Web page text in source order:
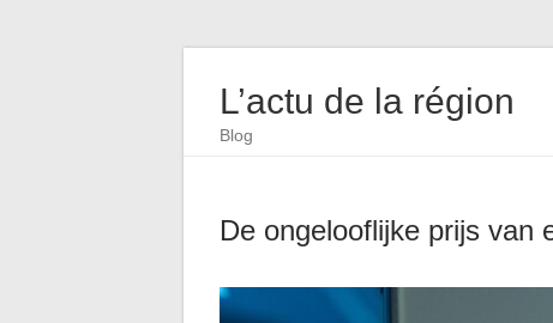
L’actu de la région
Blog
De ongelooflijke prijs van